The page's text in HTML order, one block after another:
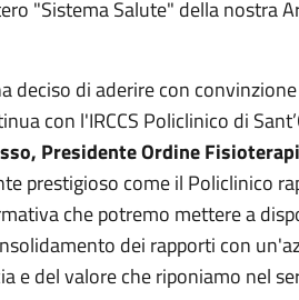
"Sistema Salute" della nostra
deciso di aderire con
con l'IRCCS Policlinico di
Presidente Ordine
prestigioso come il Policlinico
che potremo mettere a
dei rapporti con
e del valore che riponiamo nel